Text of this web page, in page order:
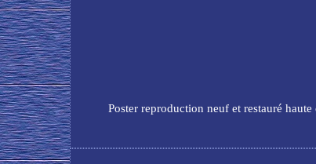
Poster reproduction neuf et restauré